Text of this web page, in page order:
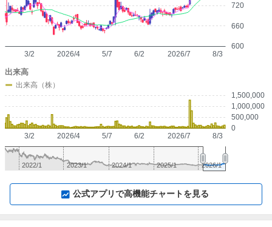
600
660
720
2026/4 2026/7
3/2 5/7 6/2 8/3
0
500,000
1,000,000
1,500,000
2026/4 2026/7
3/2 5/7 6/2 8/3
出来高
出来高（株）
2023/1 2025/1
2022/1 2024/1 2026/1
公式アプリで高機能チャートを見る